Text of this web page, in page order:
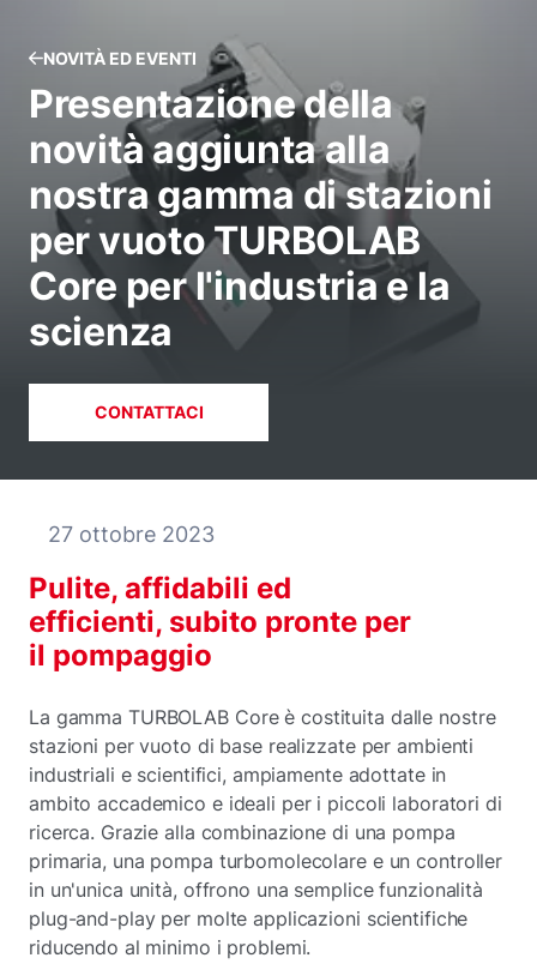
NOVITÀ ED EVENTI
Presentazione della
novità aggiunta alla
nostra gamma di stazioni
per vuoto TURBOLAB
Core per l'industria e la
scienza
CONTATTACI
27 ottobre 2023
Pulite, affidabili ed
efficienti, subito pronte per
il pompaggio
La gamma TURBOLAB Core è costituita dalle nostre
stazioni per vuoto di base realizzate per ambienti
industriali e scientifici, ampiamente adottate in
ambito accademico e ideali per i piccoli laboratori di
ricerca. Grazie alla combinazione di una pompa
primaria, una pompa turbomolecolare e un controller
in un'unica unità, offrono una semplice funzionalità
plug-and-play per molte applicazioni scientifiche
riducendo al minimo i problemi.